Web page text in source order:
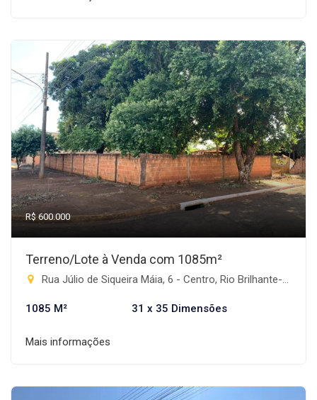
R$ 600.000
Terreno/Lote à Venda com 1085m²
Rua Júlio de Siqueira Máia, 6 - Centro, Rio Brilhante-MS
1085 M² 31 x 35 Dimensões
Mais informações